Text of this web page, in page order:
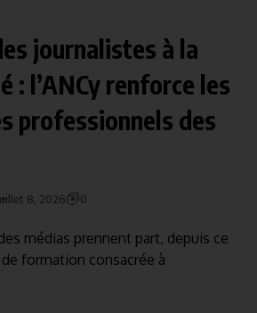
journalistes à la
: l’ANCy renforce les
professionnels des
8, 2026 0
médias prennent part, depuis ce
formation consacrée à